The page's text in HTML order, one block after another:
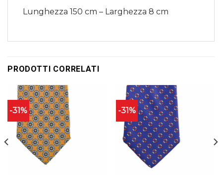
Lunghezza 150 cm – Larghezza 8 cm
PRODOTTI CORRELATI
-31% -31%